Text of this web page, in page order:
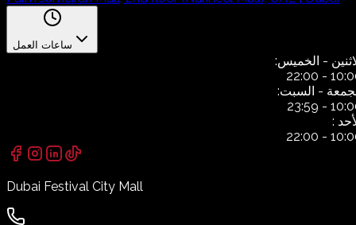
ساعات العمل
- الخميس:
-
22:00
- السبت:
-
23:59
:
-
22:00
Dubai Festival City Mall